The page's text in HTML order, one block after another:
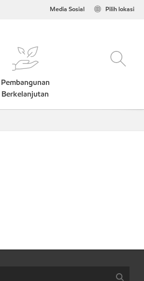
Pilih lokasi
Media Sosial
Pembangunan
Berkelanjutan